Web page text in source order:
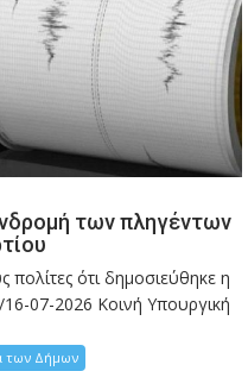
των πληγέντων
ότι δημοσιεύθηκε η
07-2026 Κοινή Υπουργική
των Δήμων